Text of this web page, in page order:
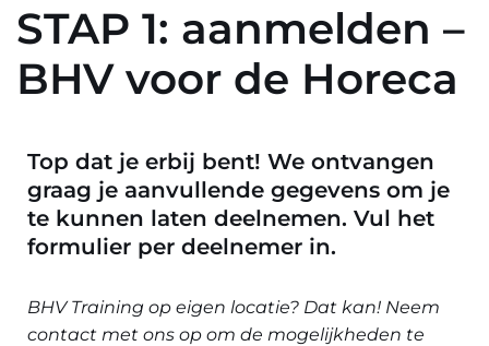
STAP 1: aanmelden –
BHV voor de Horeca
Top dat je erbij bent! We ontvangen
graag je aanvullende gegevens om je
te kunnen laten deelnemen. Vul het
formulier per deelnemer in.
BHV Training op eigen locatie? Dat kan! Neem
contact met ons op om de mogelijkheden te